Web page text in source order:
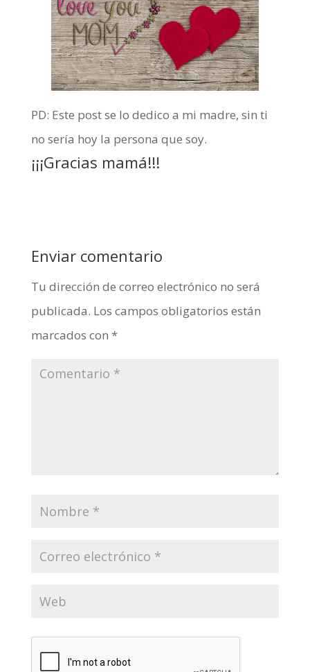
PD: Este post se lo dedico a mi madre, sin ti
no sería hoy la persona que soy.
¡¡¡Gracias mamá!!!
Enviar comentario
Tu dirección de correo electrónico no será
publicada. Los campos obligatorios están
marcados con *